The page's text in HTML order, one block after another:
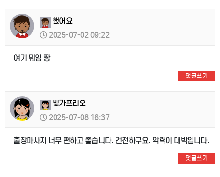
했어요
2025-07-02 09:22
여기 뭐임 짱
댓글쓰기
빚가프리오
2025-07-08 16:37
출장마사지 너무 편하고 좋습니다. 건전하구요. 악력이 대박입니다.
댓글쓰기